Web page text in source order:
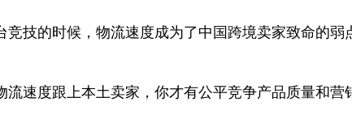
技的时候，物流速度成为了中国跨境卖家致命的弱
速度跟上本土卖家，你才有公平竞争产品质量和营